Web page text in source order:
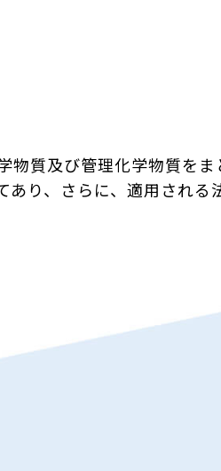
物質及び管理化学物質を
り、さらに、適用される